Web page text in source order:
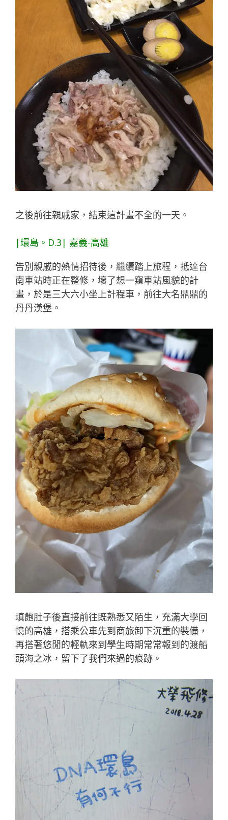
之後前往親戚家，結束這計畫不全的一天。
|環島。D.3| 嘉義-高雄
告別親戚的熱情招待後，繼續踏上旅程，抵達台
南車站時正在整修，壞了想一窺車站風貌的計
畫，於是三大六小坐上計程車，前往大名鼎鼎的
丹丹漢堡。
填飽肚子後直接前往既熟悉又陌生，充滿大學回
憶的高雄，搭乘公車先到商旅卸下沉重的裝備，
再搭著悠閒的輕軌來到學生時期常常報到的渡船
頭海之冰，留下了我們來過的痕跡。